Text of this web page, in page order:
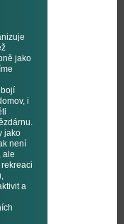
jako
i
jako
není
ale
a